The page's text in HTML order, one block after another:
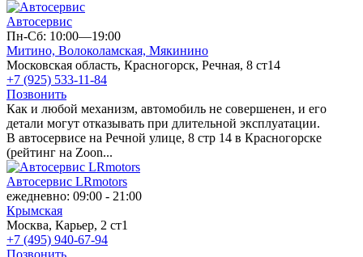
Автосервис
Пн-Сб: 10:00—19:00
Митино, Волоколамская, Мякинино
Московская область, Красногорск, Речная, 8 ст14
+7 (925) 533-11-84
Позвонить
Как и любой механизм, автомобиль не совершенен, и его
детали могут отказывать при длительной эксплуатации.
В автосервисе на Речной улице, 8 стр 14 в Красногорске
(рейтинг на Zoon...
Автосервис LRmotors
ежедневно: 09:00 - 21:00
Крымская
Москва, Карьер, 2 ст1
+7 (495) 940-67-94
Позвонить